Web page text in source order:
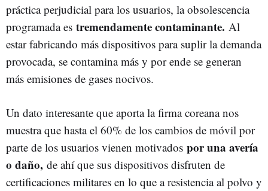
práctica perjudicial para los usuarios, la obsolescencia
programada es tremendamente contaminante. Al
estar fabricando más dispositivos para suplir la demanda
provocada, se contamina más y por ende se generan
más emisiones de gases nocivos.
Un dato interesante que aporta la firma coreana nos
muestra que hasta el 60% de los cambios de móvil por
parte de los usuarios vienen motivados por una avería
o daño, de ahí que sus dispositivos disfruten de
certificaciones militares en lo que a resistencia al polvo y